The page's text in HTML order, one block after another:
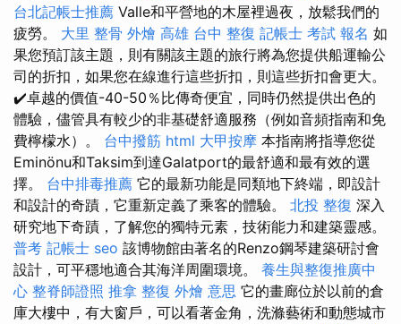
台北記帳士推薦 Valle和平營地的木屋裡過夜，放鬆我們的
疲勞。 大里 整骨 外燴 高雄 台中 整復 記帳士 考試 報名 如
果您預訂該主題，則有關該主題的旅行將為您提供船運輸公
司的折扣，如果您在線進行這些折扣，則這些折扣會更大。
✔️卓越的價值-40-50％比傳奇便宜，同時仍然提供出色的
體驗，儘管具有較少的非基礎舒適服務（例如音頻指南和免
費檸檬水）。 台中撥筋 html 大甲按摩 本指南將指導您從
Eminönu和Taksim到達Galatport的最舒適和最有效的選
擇。 台中排毒推薦 它的最新功能是同類地下終端，即設計
和設計的奇蹟，它重新定義了乘客的體驗。 北投 整復 深入
研究地下奇蹟，了解您的獨特元素，技術能力和建築靈感。
普考 記帳士 seo 該博物館由著名的Renzo鋼琴建築研討會
設計，可平穩地適合其海洋周圍環境。 養生與整復推廣中
心 整脊師證照 推拿 整復 外燴 意思 它的畫廊位於以前的倉
庫大樓中，有大窗戶，可以看著金角，洗滌藝術和動態城市